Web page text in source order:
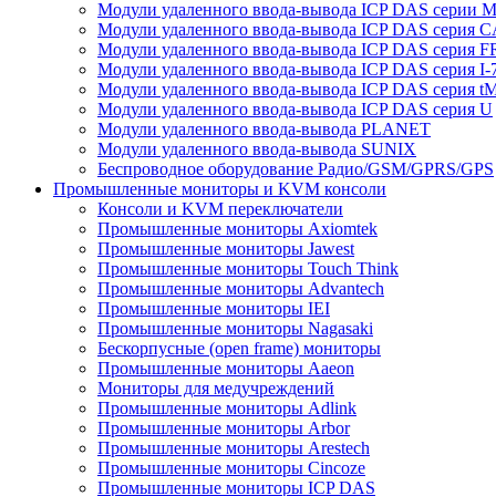
Модули удаленного ввода-вывода ICP DAS серии M
Модули удаленного ввода-вывода ICP DAS серия
Модули удаленного ввода-вывода ICP DAS серия
Модули удаленного ввода-вывода ICP DAS серия I-
Модули удаленного ввода-вывода ICP DAS серия
Модули удаленного ввода-вывода ICP DAS серия U
Модули удаленного ввода-вывода PLANET
Модули удаленного ввода-вывода SUNIX
Беспроводное оборудование Радио/GSM/GPRS/GPS
Промышленные мониторы и KVM консоли
Консоли и KVM переключатели
Промышленные мониторы Axiomtek
Промышленные мониторы Jawest
Промышленные мониторы Touch Think
Промышленные мониторы Advantech
Промышленные мониторы IEI
Промышленные мониторы Nagasaki
Бескорпусные (open frame) мониторы
Промышленные мониторы Aaeon
Мониторы для медучреждений
Промышленные мониторы Adlink
Промышленные мониторы Arbor
Промышленные мониторы Arestech
Промышленные мониторы Cincoze
Промышленные мониторы ICP DAS